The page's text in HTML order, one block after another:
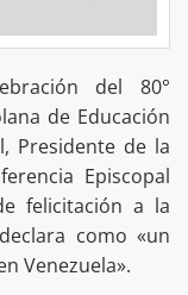
del 80°
de Educación
Presidente de la
Episcopal
felicitación a la
como «un
Venezuela».